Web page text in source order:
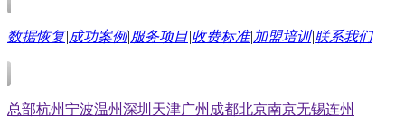
数据恢复|成功案例|服务项目|收费标准|加盟培训|联系我们
总部杭州宁波温州深圳 天津广州 成都北京南京无锡连州